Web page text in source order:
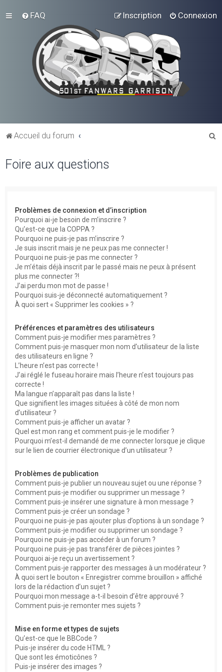
FAQ Connexion
Inscription
Accueil du forum
Foire aux questions
Problèmes de connexion et d’inscription
Pourquoi ai-je besoin de m’inscrire ?
Qu’est-ce que la COPPA ?
Pourquoi ne puis-je pas m’inscrire ?
Je suis inscrit mais je ne peux pas me connecter !
Pourquoi ne puis-je pas me connecter ?
Je m’étais déjà inscrit par le passé mais ne peux à présent
plus me connecter ?!
J’ai perdu mon mot de passe !
Pourquoi suis-je déconnecté automatiquement ?
À quoi sert « Supprimer les cookies » ?
Préférences et paramètres des utilisateurs
Comment puis-je modifier mes paramètres ?
Comment puis-je masquer mon nom d’utilisateur de la liste
des utilisateurs en ligne ?
L’heure n’est pas correcte !
J’ai réglé le fuseau horaire mais l’heure n’est toujours pas
correcte !
Ma langue n’apparaît pas dans la liste !
Que signifient les images situées à côté de mon nom
d’utilisateur ?
Comment puis-je afficher un avatar ?
Quel est mon rang et comment puis-je le modifier ?
Pourquoi m’est-il demandé de me connecter lorsque je clique
sur le lien de courrier électronique d’un utilisateur ?
Problèmes de publication
Comment puis-je publier un nouveau sujet ou une réponse ?
Comment puis-je modifier ou supprimer un message ?
Comment puis-je insérer une signature à mon message ?
Comment puis-je créer un sondage ?
Pourquoi ne puis-je pas ajouter plus d’options à un sondage ?
Comment puis-je modifier ou supprimer un sondage ?
Pourquoi ne puis-je pas accéder à un forum ?
Pourquoi ne puis-je pas transférer de pièces jointes ?
Pourquoi ai-je reçu un avertissement ?
Comment puis-je rapporter des messages à un modérateur ?
À quoi sert le bouton « Enregistrer comme brouillon » affiché
lors de la rédaction d’un sujet ?
Pourquoi mon message a-t-il besoin d’être approuvé ?
Comment puis-je remonter mes sujets ?
Mise en forme et types de sujets
Qu’est-ce que le BBCode ?
Puis-je insérer du code HTML ?
Que sont les émoticônes ?
Puis-je insérer des images ?